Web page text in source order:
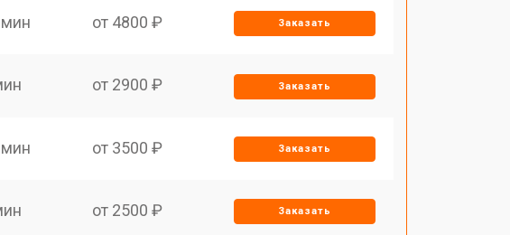
мин от 4800 ₽ Заказать
от 2900 ₽ Заказать
мин от 3500 ₽ Заказать
от 2500 ₽ Заказать